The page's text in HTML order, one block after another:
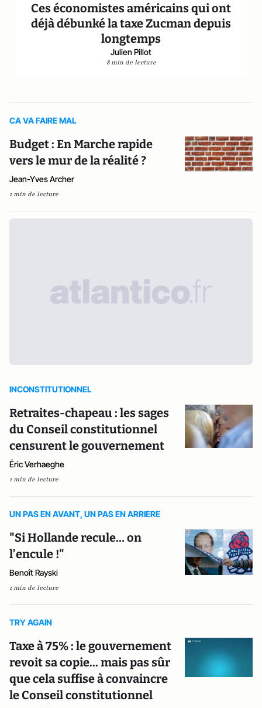
Ces économistes américains qui ont
déjà débunké la taxe Zucman depuis
longtemps
Julien Pillot
8 min de lecture
CA VA FAIRE MAL
Budget : En Marche rapide
vers le mur de la réalité ?
Jean-Yves Archer
1 min de lecture
INCONSTITUTIONNEL
Retraites-chapeau : les sages
du Conseil constitutionnel
censurent le gouvernement
Éric Verhaeghe
1 min de lecture
UN PAS EN AVANT, UN PAS EN ARRIERE
"Si Hollande recule… on
l’encule !"
Benoît Rayski
1 min de lecture
TRY AGAIN
Taxe à 75% : le gouvernement
revoit sa copie... mais pas sûr
que cela suffise à convaincre
le Conseil constitutionnel